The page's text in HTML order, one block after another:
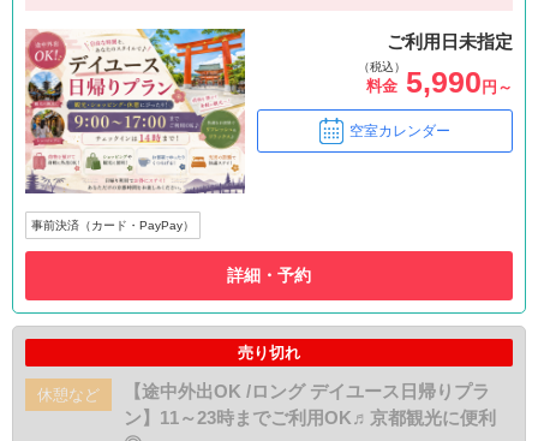
ご利用日未指定
（税込）
料金 5,990 円～
空室カレンダー
事前決済（カード・PayPay）
詳細・予約
売り切れ
休憩など
【途中外出OK /ロング デイユース日帰りプラ
ン】11～23時までご利用OK♬京都観光に便利